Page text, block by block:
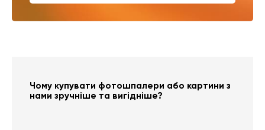
Чому купувати фотошпалери або картини з
нами зручніше та вигідніше?